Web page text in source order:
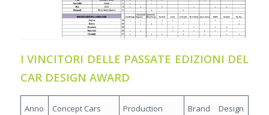
I VINCITORI DELLE PASSATE EDIZIONI DEL
CAR DESIGN AWARD
Anno Concept Cars
Production
Brand Design